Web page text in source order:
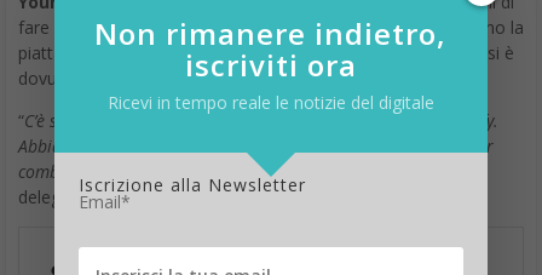
fare altrettanto, preoccupava gli investitori. Dall’inizio dell’anno la
piattaforma ha infatti perso il 25% in borsa. Alla fine Spotify si è
dovuta quindi arrendere.
“C’è stato molto dibattito sull’informazione sul Covid su Spotify.
Abbiamo ascoltato le critiche e stiamo attuando modifiche per
combattere la disinformazione
“, afferma l’amministratore
delegato Daniel Ek.
Non rimanere indietro,
iscriviti ora
Ricevi in tempo reale le notizie del digitale
Iscrizione alla Newsletter
Email*